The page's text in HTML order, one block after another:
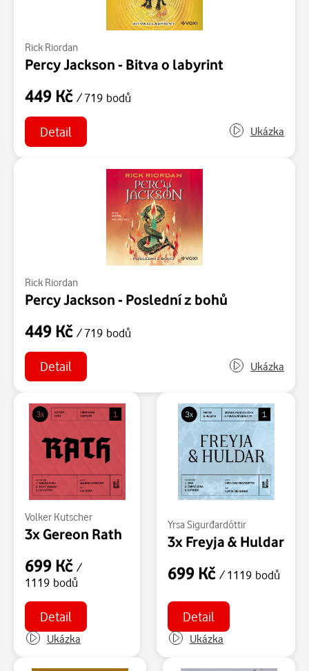
Rick Riordan
Percy Jackson - Bitva o labyrint
449 Kč / 719 bodů
Detail Ukázka
Rick Riordan
Percy Jackson - Poslední z bohů
449 Kč / 719 bodů
Detail Ukázka
Volker Kutscher
3x Gereon Rath
699 Kč /
1119 bodů
Detail
Ukázka
Yrsa Sigurđardóttir
3x Freyja & Huldar
699 Kč / 1119 bodů
Detail
Ukázka